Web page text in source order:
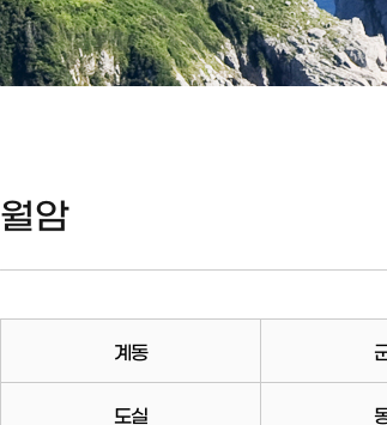
월암
계동
도실